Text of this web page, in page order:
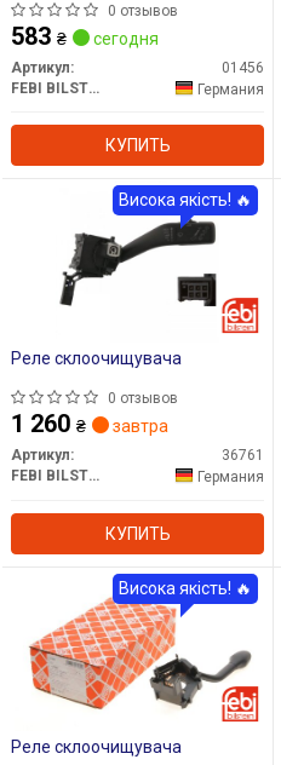
0 отзывов
583 ₴ сегодня
Артикул:
01456
FEBI BILSTEIN
Германия
КУПИТЬ
Реле склоочищувача
0 отзывов
1 260 ₴ завтра
Артикул:
36761
FEBI BILSTEIN
Германия
КУПИТЬ
Висока якість! 🔥
Реле склоочищувача
Висока якість! 🔥